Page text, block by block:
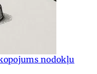
nodokļu